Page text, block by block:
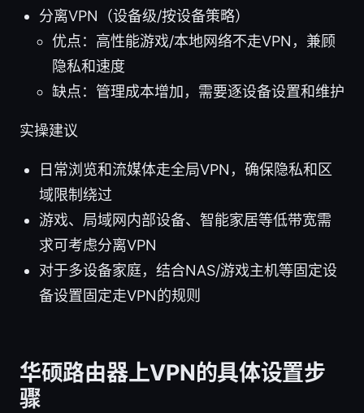
分离VPN（设备级/按设备策略）
优点：高性能游戏/本地网络不走VPN，兼顾
隐私和速度
缺点：管理成本增加，需要逐设备设置和维护
实操建议
日常浏览和流媒体走全局VPN，确保隐私和区
域限制绕过
游戏、局域网内部设备、智能家居等低带宽需
求可考虑分离VPN
对于多设备家庭，结合NAS/游戏主机等固定设
备设置固定走VPN的规则
华硕路由器上VPN的具体设置步
骤